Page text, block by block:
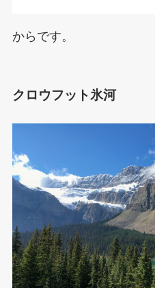
からです。
クロウフット氷河